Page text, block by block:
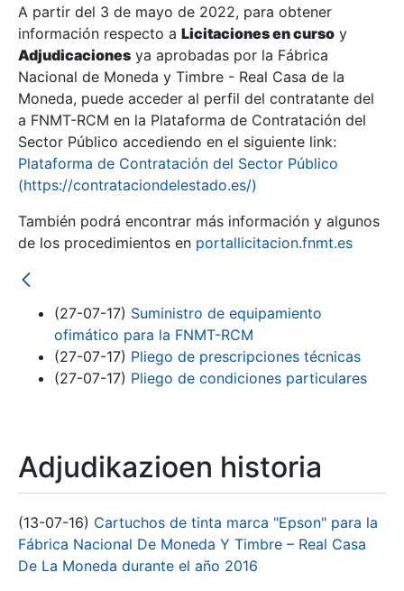
Erakutsi/Ezkutatu
Erakutsi/Ezkutatu
Erakutsi/Ezkutatu
Erakutsi/Ezkutatu
A partir del 3 de mayo de 2022, para obtener
información respecto a Licitaciones en curso y
Adjudicaciones ya aprobadas por la Fábrica
Nacional de Moneda y Timbre - Real Casa de la
Moneda, puede acceder al perfil del contratante del
a FNMT-RCM en la Plataforma de Contratación del
Sector Público accediendo en el siguiente link:
Plataforma de Contratación del Sector Público
(https://contrataciondelestado.es/)
También podrá encontrar más información y algunos
de los procedimientos en portallicitacion.fnmt.es
(27-07-17) Suministro de equipamiento
ofimático para la FNMT-RCM
(27-07-17) Pliego de prescripciones técnicas
(27-07-17) Pliego de condiciones particulares
Adjudikazioen historia
(13-07-16) Cartuchos de tinta marca "Epson" para la
Fábrica Nacional De Moneda Y Timbre – Real Casa
De La Moneda durante el año 2016